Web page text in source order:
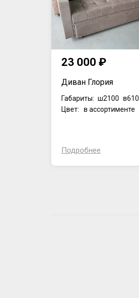
23 000 ₽
Диван Глория
Габариты: ш2100 в610
Цвет: в ассортименте
Подробнее